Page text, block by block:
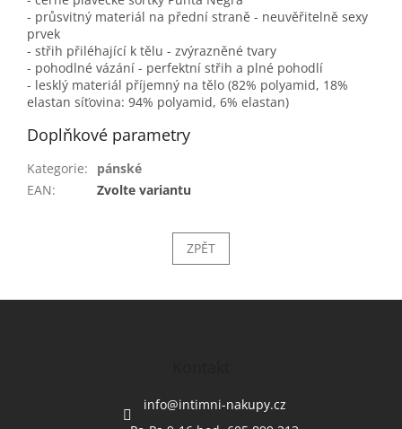
- průsvitný materiál na přední straně - neuvěřitelně sexy
prvek
- střih přiléhající k tělu - zvýrazněné tvary
- pohodlné vázání - perfektní střih a plné pohodlí
- lesklý materiál příjemný na tělo (82% polyamid, 18%
elastan síťovina: 94% polyamid, 6% elastan)
Doplňkové parametry
Kategorie:
pánské
EAN: Zvolte variantu
ZPĚT
info@intimni-nakupy.cz